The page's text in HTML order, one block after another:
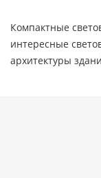
Компактные
интересные
архитектуры